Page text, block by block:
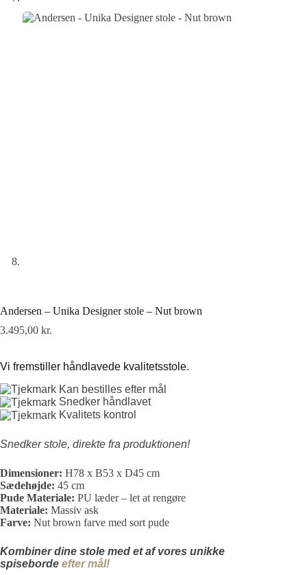
Andersen – Unika Designer stole – Nut brown
3.495,00 kr.
Vi fremstiller håndlavede kvalitetsstole.
Kan bestilles efter mål
Snedker håndlavet
Kvalitets kontrol
Snedker stole, direkte fra produktionen!
Dimensioner: H78 x B53 x D45 cm
Sædehøjde: 45 cm
Pude Materiale: PU læder – let at rengøre
Materiale: Massiv ask
Farve: Nut brown farve med sort pude
Kombiner dine stole med et af vores unikke
spiseborde efter mål!